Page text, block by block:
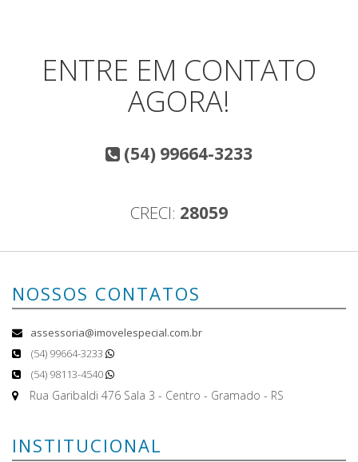
ENTRE EM CONTATO
AGORA!
(54) 99664-3233
CRECI: 28059
NOSSOS CONTATOS
assessoria@imovelespecial.com.br
(54) 99664-3233
(54) 98113-4540
Rua Garibaldi 476 Sala 3 - Centro - Gramado - RS
INSTITUCIONAL